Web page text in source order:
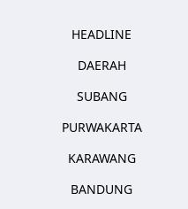
HEADLINE
DAERAH
SUBANG
PURWAKARTA
KARAWANG
BANDUNG